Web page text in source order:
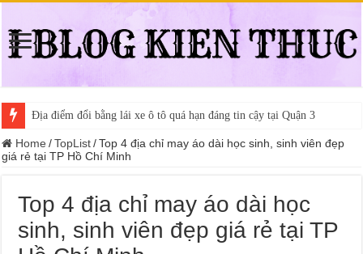
Địa điểm đổi bằng lái xe ô tô quá hạn đáng tin cậy tại Quận 3
Home / TopList / Top 4 địa chỉ may áo dài học sinh, sinh viên đẹp
giá rẻ tại TP Hồ Chí Minh
Top 4 địa chỉ may áo dài học
sinh, sinh viên đẹp giá rẻ tại TP